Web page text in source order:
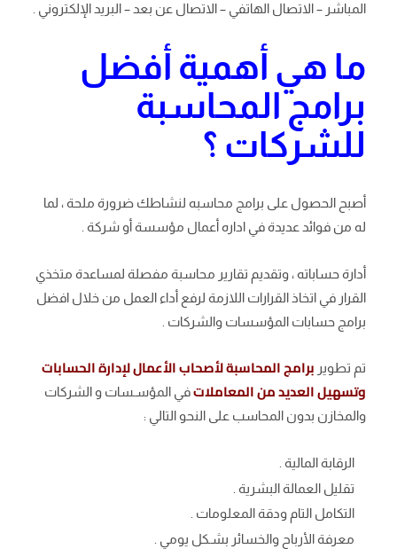
المباشر – الاتصال الهاتفي – الاتصال عن بعد – البريد الإلكتروني .
ما هي أهمية أفضل
برامج المحاسبة
للشركات ؟
أصبح الحصول على برامج محاسبه لنشاطك ضرورة ملحة ، لما
له من فوائد عديدة في اداره أعمال مؤسسة أو شركة .
أدارة حساباته ، وتقديم تقارير محاسبة مفصلة لمساعدة متخذي
القرار في اتخاذ القرارات اللازمة لرفع أداء العمل من خلال افضل
برامج حسابات المؤسسات والشركات .
تم تطوير برامج المحاسبة لأصحاب الأعمال لإدارة الحسابات
وتسهيل العديد من المعاملاتفي المؤسـسات و الشركات
والمخازن بدون المحاسب على النحو التالي :
الرقابة المالية .
تقليل العمالة البشرية .
التكامل التام ودقة المعلومات .
معرفة الأرباح والخسائر بشـكل يومي .